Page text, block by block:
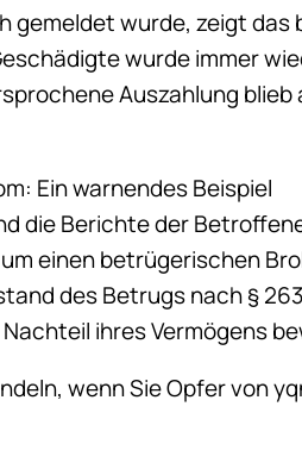
gemeldet wurde, zeigt
wurde immer
Auszahlung blieb
Ein warnendes Beispiel
die Berichte der
einen betrügerischen
des Betrugs nach §
ihres Vermögens
wenn Sie Opfer von